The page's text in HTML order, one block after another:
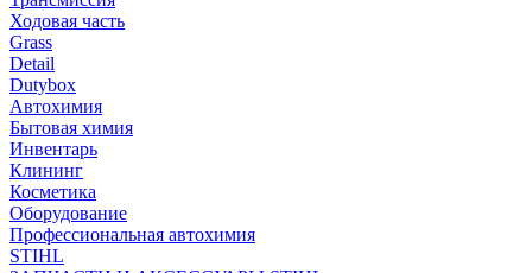
Ходовая часть
Grass
Detail
Dutybox
Автохимия
Бытовая химия
Инвентарь
Клининг
Косметика
Оборудование
Профессиональная автохимия
STIHL